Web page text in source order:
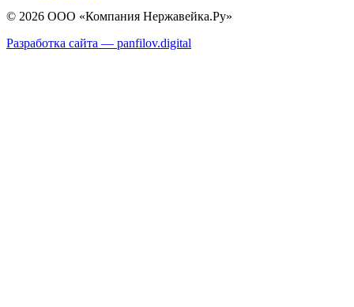
© 2026 ООО «Компания Нержавейка.Ру»
Разработка сайта — panfilov.digital